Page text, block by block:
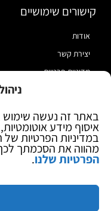
באתר זה נעשה שימוש
איסוף מידע
במדיניות הפרטיות
מהווה את הסכמתך
הפרטיות שלנו.
קישורים שימושיים
אודות
יצירת קשר
מדיניות פרטיות
בלוג